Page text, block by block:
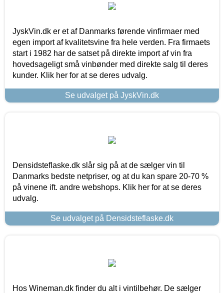
JyskVin.dk er et af Danmarks førende vinfirmaer med
egen import af kvalitetsvine fra hele verden. Fra firmaets
start i 1982 har de satset på direkte import af vin fra
hovedsageligt små vinbønder med direkte salg til deres
kunder. Klik her for at se deres udvalg.
Se udvalget på JyskVin.dk
Densidsteflaske.dk slår sig på at de sælger vin til
Danmarks bedste netpriser, og at du kan spare 20-70 %
på vinene ift. andre webshops. Klik her for at se deres
udvalg.
Se udvalget på Densidsteflaske.dk
Hos Wineman.dk finder du alt i vintilbehør. De sælger